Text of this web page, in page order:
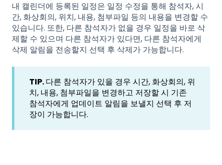
내 캘린더에 등록된 일정은 일정 수정을 통해 참석자, 시
간, 화상회의, 위치, 내용, 첨부파일 등의 내용을 변경할 수
있습니다. 또한, 다른 참석자가 없을 경우 일정을 바로 삭
제할 수 있으며 다른 참석자가 있다면, 다른 참석자에게
삭제 알림을 전송할지 선택 후 삭제가 가능합니다.
TIP.다른 참석자가 있을 경우 시간, 화상회의, 위
치, 내용, 첨부파일을 변경하고 저장할 시 기존
참석자에게 업데이트 알림을 보낼지 선택 후 저
장이 가능합니다.